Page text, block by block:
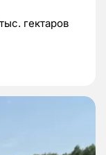
гектаров